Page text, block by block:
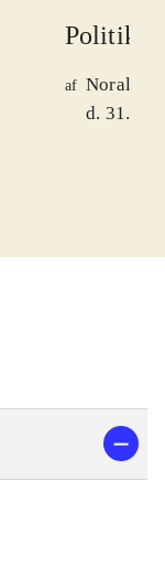
Politiken
af Noralv
d. 31.